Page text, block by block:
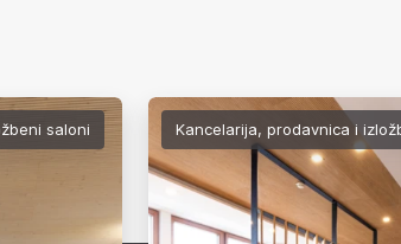
saloni Kancelarija, prodavnica i